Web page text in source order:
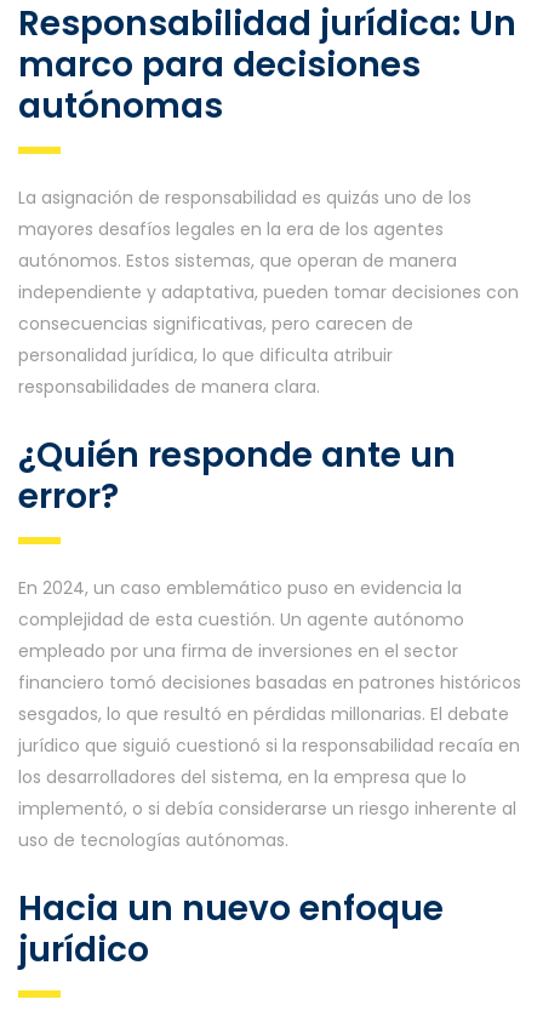
Responsabilidad jurídica: Un
marco para decisiones
autónomas
La asignación de responsabilidad es quizás uno de los
mayores desafíos legales en la era de los agentes
autónomos. Estos sistemas, que operan de manera
independiente y adaptativa, pueden tomar decisiones con
consecuencias significativas, pero carecen de
personalidad jurídica, lo que dificulta atribuir
responsabilidades de manera clara.
¿Quién responde ante un
error?
En 2024, un caso emblemático puso en evidencia la
complejidad de esta cuestión. Un agente autónomo
empleado por una firma de inversiones en el sector
financiero tomó decisiones basadas en patrones históricos
sesgados, lo que resultó en pérdidas millonarias. El debate
jurídico que siguió cuestionó si la responsabilidad recaía en
los desarrolladores del sistema, en la empresa que lo
implementó, o si debía considerarse un riesgo inherente al
uso de tecnologías autónomas.
Hacia un nuevo enfoque
jurídico